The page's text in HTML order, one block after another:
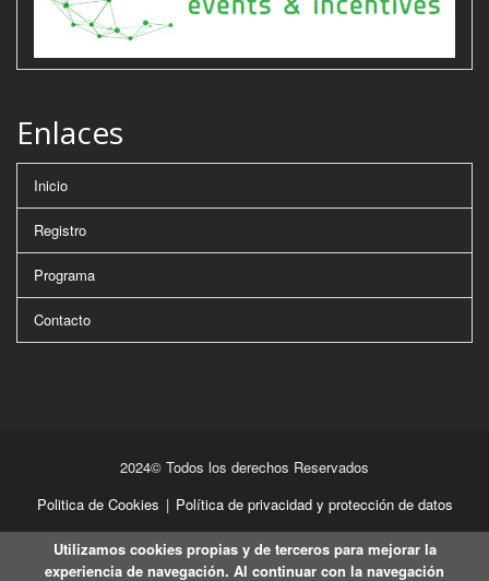
Enlaces
Inicio
Registro
Programa
Contacto
2024© Todos los derechos Reservados
Politica de Cookies | Política de privacidad y protección de datos
Utilizamos cookies propias y de terceros para mejorar la
experiencia de navegación. Al continuar con la navegación